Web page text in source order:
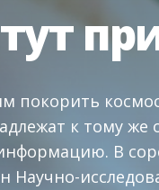
покорить
к тому же
В
Научно-